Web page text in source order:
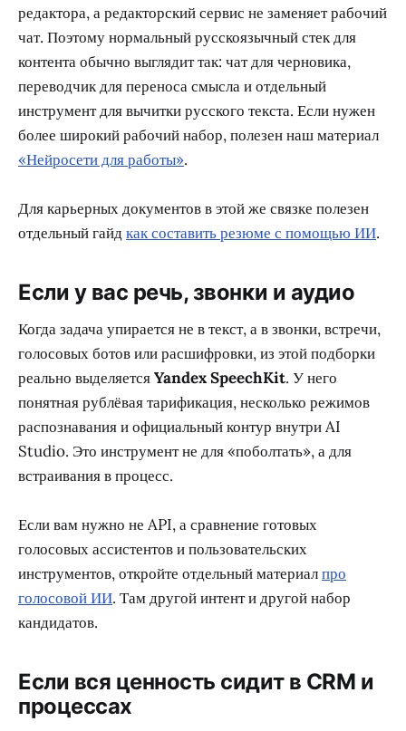
редактора, а редакторский сервис не заменяет рабочий
чат. Поэтому нормальный русскоязычный стек для
контента обычно выглядит так: чат для черновика,
переводчик для переноса смысла и отдельный
инструмент для вычитки русского текста. Если нужен
более широкий рабочий набор, полезен наш материал
«Нейросети для работы».
Для карьерных документов в этой же связке полезен
отдельный гайдкак составить резюме с помощью ИИ.
Если у вас речь, звонки и аудио
Когда задача упирается не в текст, а в звонки, встречи,
голосовых ботов или расшифровки, из этой подборки
реально выделяетсяYandex SpeechKit. У него
понятная рублёвая тарификация, несколько режимов
распознавания и официальный контур внутри AI
Studio. Это инструмент не для «поболтать», а для
встраивания в процесс.
Если вам нужно не API, а сравнение готовых
голосовых ассистентов и пользовательских
инструментов, откройте отдельный материалпро
голосовой ИИ. Там другой интент и другой набор
кандидатов.
Если вся ценность сидит в CRM и
процессах